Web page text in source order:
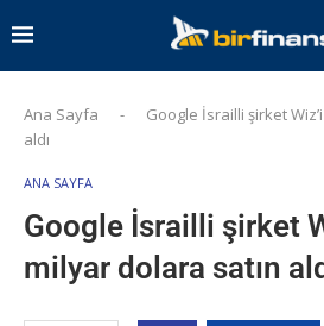
Ana Sayfa -
Google İsrailli şirket
aldı
ANA SAYFA
Google İsrailli şirket
milyar dolara satın